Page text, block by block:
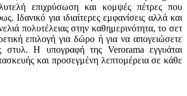
επιχρύσωση και κομψές πέτρες που
Ιδανικό για ιδιαίτερες εμφανίσεις αλλά και
πολυτέλειας στην καθημερινότητα, το σετ
επιλογή για δώρο ή για να απογειώσετε
στυλ. Η υπογραφή της Verorama εγγυάται
και προσεγμένη λεπτομέρεια σε κάθε